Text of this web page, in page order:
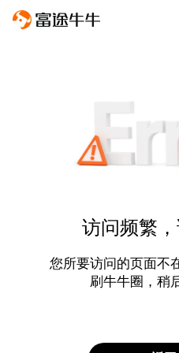
访问频繁
您所要访问的页面不
刷牛牛圈，稍